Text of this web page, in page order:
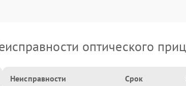
оптического
Неисправности Срок